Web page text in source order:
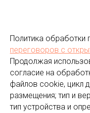
Политика обработки
переговоров с
Продолжая
согласие на
файлов cookie, цикл
размещения; тип и
тип устройства и